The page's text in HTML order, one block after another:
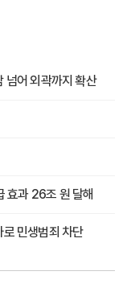
어 외곽까지 확산
효과 26조 원 달해
민생범죄 차단